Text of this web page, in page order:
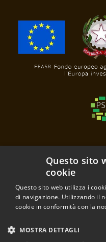
Poderi e
di Mariacristina
Frazione
12064 La
Questo sito
cookie
Questo sito web utilizza i
di navigazione. Utilizzando il
cookie in conformità con la
MOSTRA DETTAGLI